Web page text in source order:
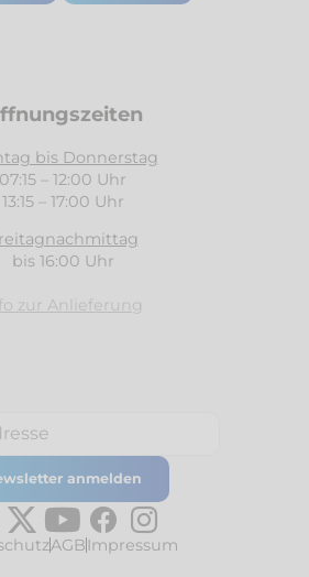
bis Donnerstag
07:15 – 12:00 Uhr
13:15 – 17:00 Uhr
bis 16:00 Uhr
zur Anlieferung
AGB Impressum